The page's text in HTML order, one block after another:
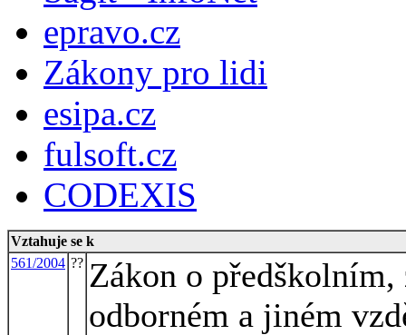
epravo.cz
Zákony pro lidi
esipa.cz
fulsoft.cz
CODEXIS
Vztahuje se k
561/2004 ?? Zákon o
odborném a jiném